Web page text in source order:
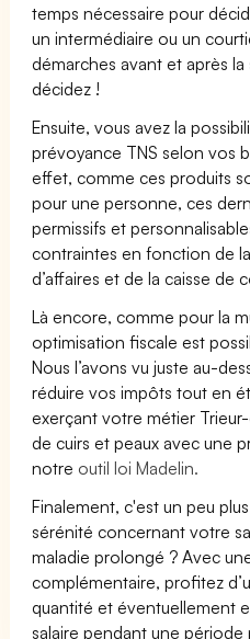
temps nécessaire pour
un intermédiaire ou un
démarches avant et après
décidez !
Ensuite, vous avez la
prévoyance TNS selon vos
effet, comme ces produits
pour une personne, ces
permissifs et
contraintes en fonction de
d’affaires et de la caisse de
Là encore, comme pour la
optimisation fiscale est
Nous l’avons vu juste au-
réduire vos impôts tout en
exerçant votre métier
de cuirs et peaux avec une
notre outil loi Madelin.
Finalement, c'est un peu
sérénité concernant votre
maladie prolongé ? Avec
complémentaire, profitez
quantité et éventuellement
salaire pendant une période